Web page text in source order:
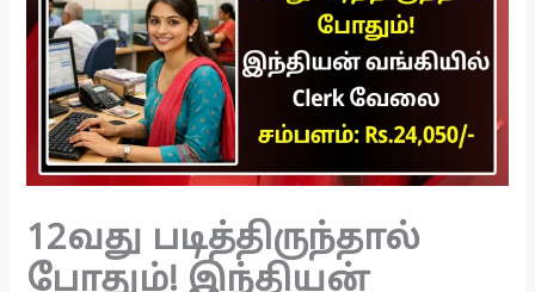
12வது படித்திருந்தால்
போதும்! இந்தியன்